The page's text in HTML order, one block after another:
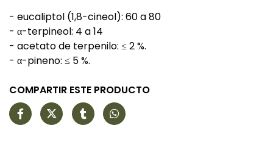
- eucaliptol (1,8-cineol): 60 a 80
- α-terpineol: 4 a 14
- acetato de terpenilo: ≤ 2 %.
- α-pineno: ≤ 5 %.
COMPARTIR ESTE PRODUCTO